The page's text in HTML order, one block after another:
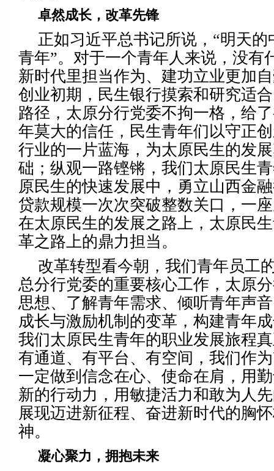
卓然成长，改革先锋
正如习近平总书记所说，“明天
青年”。对于一个青年人来说，没有
新时代里担当作为、建功立业更加
创业初期，民生银行摸索和研究适
路径，太原分行党委不拘一格，给
年莫大的信任，民生青年们以守正
行业的一片蓝海，为太原民生的发
础；纵观一路铿锵，我们太原民生
原民生的快速发展中，勇立山西金
贷款规模一次次突破整数关口，一
在太原民生的发展之路上，太原民
革之路上的鼎力担当。
改革转型看今朝，我们青年员工
总分行党委的重要核心工作，太原
思想、了解青年需求、倾听青年声
成长与激励机制的变革，构建青年
我们太原民生青年的职业发展旅程
有通道、有平台、有空间，我们作
一定做到信念在心、使命在肩，用
新的行动力，用敏捷活力和敢为人
展现迈进新征程、奋进新时代的胸
神。
凝心聚力，拥抱未来